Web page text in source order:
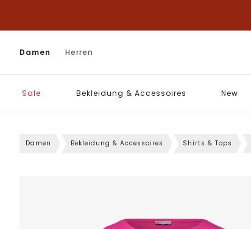
Damen Herren
Sale Bekleidung & Accessoires New
Damen Bekleidung & Accessoires Shirts & Tops